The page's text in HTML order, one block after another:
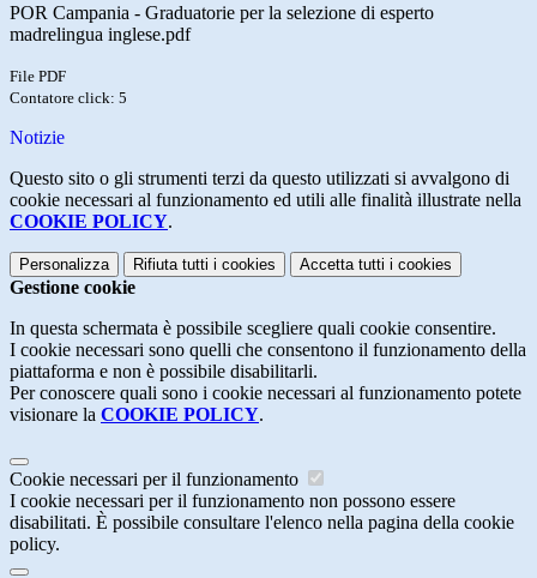
POR Campania - Graduatorie per la selezione di esperto
madrelingua inglese.pdf
File PDF
Contatore click: 5
Notizie
Questo sito o gli strumenti terzi da questo utilizzati si avvalgono di
cookie necessari al funzionamento ed utili alle finalità illustrate nella
COOKIE POLICY.
Personalizza Rifiuta tutti i cookies Accetta tutti i cookies
Gestione cookie
In questa schermata è possibile scegliere quali cookie consentire.
I cookie necessari sono quelli che consentono il funzionamento della
piattaforma e non è possibile disabilitarli.
Per conoscere quali sono i cookie necessari al funzionamento potete
visionare la COOKIE POLICY.
Cookie necessari per il funzionamento
I cookie necessari per il funzionamento non possono essere
disabilitati. È possibile consultare l'elenco nella pagina della cookie
policy.